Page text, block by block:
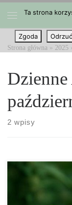
Przejdź do treści
Strona główna » 2025
2 wpisy
Charakterystyka
Ta strona
Zgoda